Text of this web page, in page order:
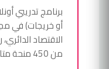
برنامج تدريبي
أو خريجات) في
الاقتصاد
من 450 منحة متاحة للعام 2026.